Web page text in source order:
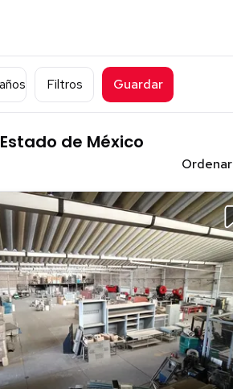
Filtros Guardar
de México
Ordenar